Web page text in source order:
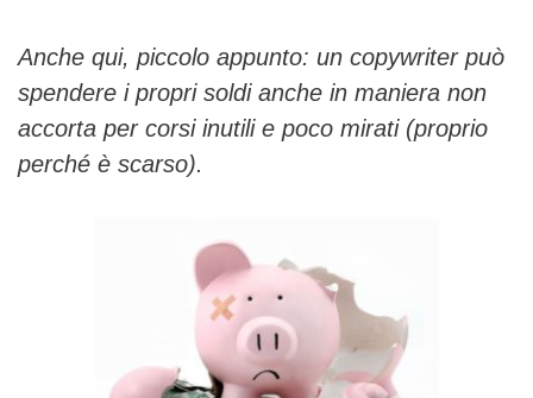
Anche qui, piccolo appunto: un copywriter può
spendere i propri soldi anche in maniera non
accorta per corsi inutili e poco mirati (proprio
perché è scarso).